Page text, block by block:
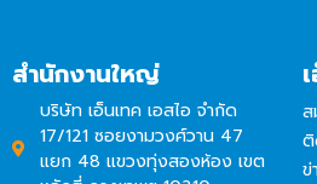
สำนักงานใหญ่
บริษัท เอ็นเทค เอสไอ จำกัด
17/121 ซอยงามวงศ์วาน 47
แยก 48 แขวงทุ่งสองห้อง เขต
ส
ติ
ข่